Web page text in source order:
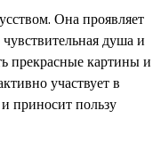
Она проявляет
душа и
прекрасные картины и
участвует в
приносит пользу